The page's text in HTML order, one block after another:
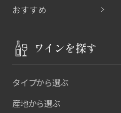
おすすめ
ワインを探す
タイプから選ぶ
産地から選ぶ